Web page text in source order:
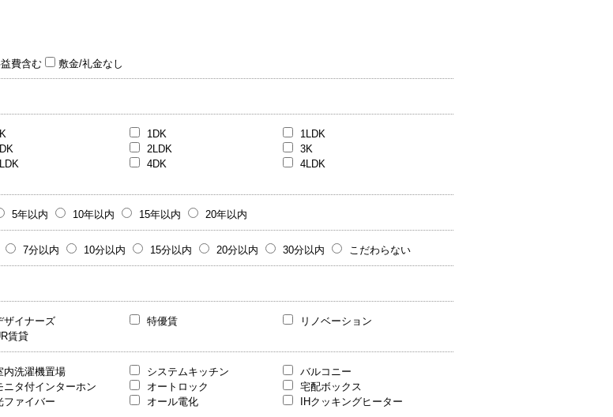
費含む 敷金/礼金なし
1DK
1LDK
2LDK
3K
4DK
4LDK
5年以内 10年以内 15年以内 20年以内
7分以内 10分以内 15分以内 20分以内 30分以内 こだわらない
ザイナーズ 特優賃
リノベーション
賃貸
内洗濯機置場 システムキッチン
バルコニー
ニタ付インターホン オートロック
宅配ボックス
ファイバー オール電化
IHクッキングヒーター